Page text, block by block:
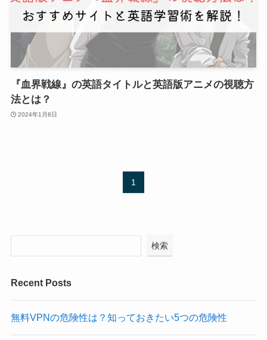
『血界戦線』の英語タイトルと英語版アニメの視聴方
法とは？
2024年1月8日
1
検索
Recent Posts
無料VPNの危険性は？知っておきたい5つの危険性